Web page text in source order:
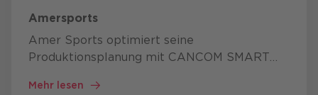
Amersports
Amer Sports optimiert seine
Produktionsplanung mit CANCOM SMART
und maximiert die Pressenauslastung durch
Mehr lesen